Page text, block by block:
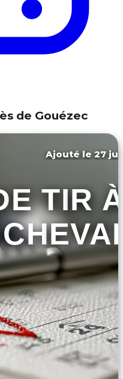
de Gouézec
Ajouté le 27
TIR